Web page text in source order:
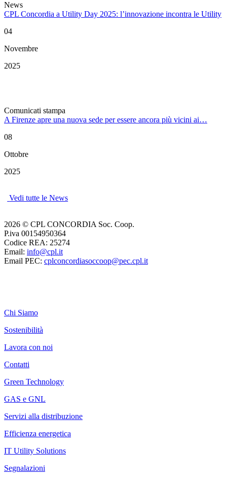
News
CPL Concordia a Utility Day 2025: l’innovazione incontra le Utility
04
Novembre
2025
Comunicati stampa
A Firenze apre una nuova sede per essere ancora più vicini ai…
08
Ottobre
2025
Vedi tutte le News
2026 © CPL CONCORDIA Soc. Coop.
P.iva 00154950364
Codice REA: 25274
Email: info@cpl.it
Email PEC: cplconcordiasoccoop@pec.cpl.it
Chi Siamo
Sostenibilità
Lavora con noi
Contatti
Green Technology
GAS e GNL
Servizi alla distribuzione
Efficienza energetica
IT Utility Solutions
Segnalazioni